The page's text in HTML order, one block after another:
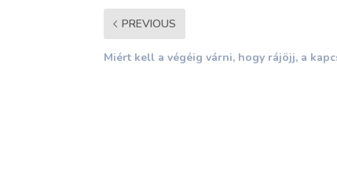
PREVIOUS
Miért kell a végéig várni, hogy rájöjj, a